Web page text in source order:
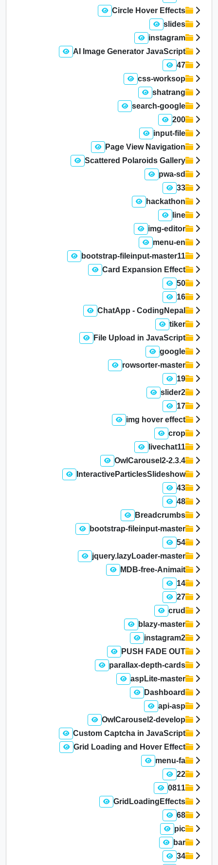
Circle Hover Effects
slides
instagram
AI Image Generator JavaScript
47
css-worksop
shatrang
search-google
200
input-file
Page View Navigation
Scattered Polaroids Gallery
pwa-sd
33
hackathon
line
img-editor
menu-en
bootstrap-fileinput-master11
Card Expansion Effect
50
16
ChatApp - CodingNepal
tiker
File Upload in JavaScript
google
rowsorter-master
19
slider2
17
img hover effect
crop
livechat11
OwlCarousel2-2.3.4
InteractiveParticlesSlideshow
43
48
Breadcrumbs
bootstrap-fileinput-master
54
jquery.lazyLoader-master
MDB-free-Animait
14
27
crud
blazy-master
instagram2
PUSH FADE OUT
parallax-depth-cards
aspLite-master
Dashboard
api-asp
OwlCarousel2-develop
Custom Captcha in JavaScript
Grid Loading and Hover Effect
menu-fa
22
0811
GridLoadingEffects
68
pic
bar
34